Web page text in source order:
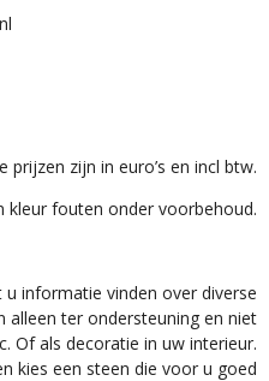
prijzen zijn in euro’s en incl btw.
kleur fouten onder voorbehoud.
informatie vinden over diverse
alleen ter ondersteuning en niet
Of als decoratie in uw interieur.
kies een steen die voor u goed